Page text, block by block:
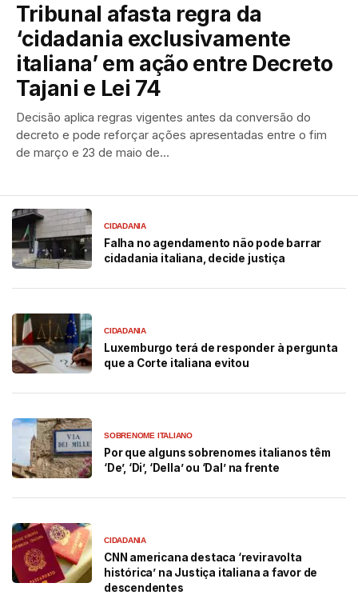
Tribunal afasta regra da
‘cidadania exclusivamente
italiana’ em ação entre Decreto
Tajani e Lei 74
Decisão aplica regras vigentes antes da conversão do
decreto e pode reforçar ações apresentadas entre o fim
de março e 23 de maio de...
CIDADANIA
Falha no agendamento não pode barrar
cidadania italiana, decide justiça
CIDADANIA
Luxemburgo terá de responder à pergunta
que a Corte italiana evitou
SOBRENOME ITALIANO
Por que alguns sobrenomes italianos têm
‘De’, ‘Di’, ‘Della’ ou ‘Dal’ na frente
CIDADANIA
CNN americana destaca ‘reviravolta
histórica’ na Justiça italiana a favor de
descendentes